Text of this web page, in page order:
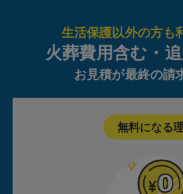
生活保護以外の方も
火葬費用含む・
お見積が最終の請
無料になる